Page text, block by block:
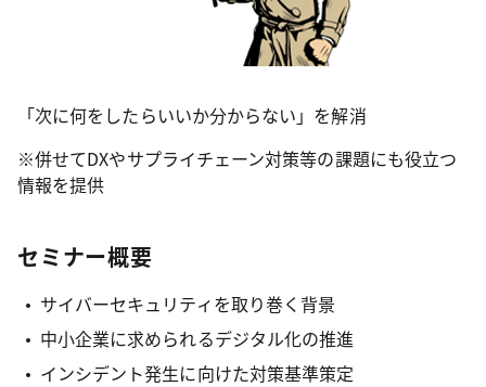
「次に何をしたらいいか分からない」を解消
※併せてDXやサプライチェーン対策等の課題にも役立つ
情報を提供
セミナー概要
サイバーセキュリティを取り巻く背景
中小企業に求められるデジタル化の推進
インシデント発生に向けた対策基準策定